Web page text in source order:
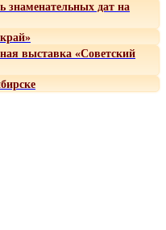
знаменательных дат на
выставка «Советский